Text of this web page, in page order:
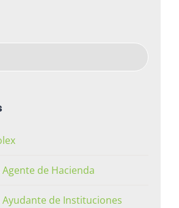
de Hacienda
de Instituciones